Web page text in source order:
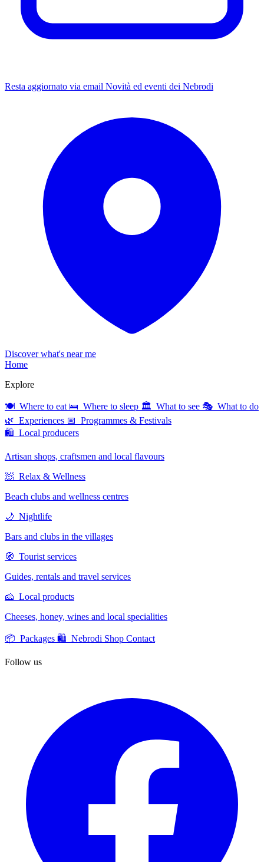
Resta aggiornato via email Novità ed eventi dei Nebrodi
Discover what's near me
Home
Explore
🍽 Where to eat 🛌 Where to sleep 🏛 What to see 🎭 What to do
🌿 Experiences 📅 Programmes & Festivals
🛍 Local producers
Artisan shops, craftsmen and local flavours
🧖 Relax & Wellness
Beach clubs and wellness centres
🌙 Nightlife
Bars and clubs in the villages
🧭 Tourist services
Guides, rentals and travel services
🧀 Local products
Cheeses, honey, wines and local specialities
📦 Packages 🛍️ Nebrodi Shop Contact
Follow us